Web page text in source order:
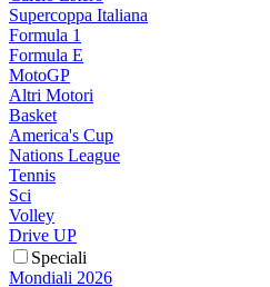
Supercoppa Italiana
Formula 1
Formula E
MotoGP
Altri Motori
Basket
America's Cup
Nations League
Tennis
Sci
Volley
Drive UP
Speciali
Mondiali 2026